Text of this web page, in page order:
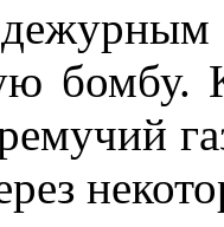
бомбу.